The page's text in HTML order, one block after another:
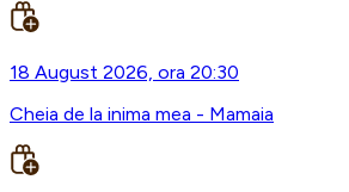
18 August 2026, ora 20:30
Cheia de la inima mea - Mamaia